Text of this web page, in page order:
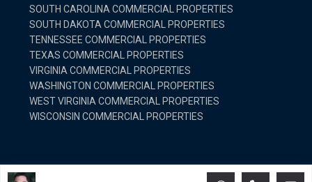
SOUTH CAROLINA COMMERCIAL PROPERTIES
SOUTH DAKOTA COMMERCIAL PROPERTIES
TENNESSEE COMMERCIAL PROPERTIES
TEXAS COMMERCIAL PROPERTIES
VIRGINIA COMMERCIAL PROPERTIES
WASHINGTON COMMERCIAL PROPERTIES
WEST VIRGINIA COMMERCIAL PROPERTIES
WISCONSIN COMMERCIAL PROPERTIES
© Copyright 2025 United Country Real Estate. All Rights